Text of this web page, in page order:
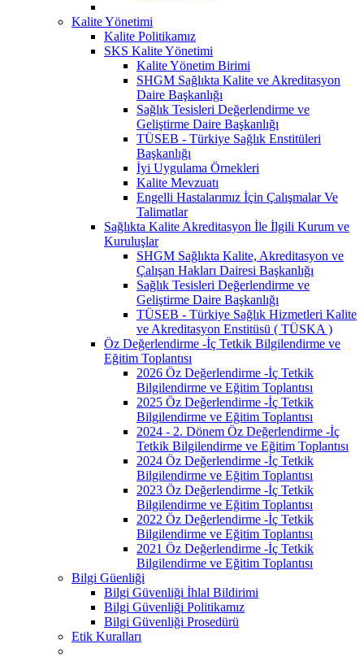
Kalite Yönetimi
Kalite Politikamız
SKS Kalite Yönetimi
Kalite Yönetim Birimi
SHGM Sağlıkta Kalite ve Akreditasyon
Daire Başkanlığı
Sağlık Tesisleri Değerlendirme ve
Geliştirme Daire Başkanlığı
TÜSEB - Türkiye Sağlık Enstitüleri
Başkanlığı
İyi Uygulama Örnekleri
Kalite Mevzuatı
Engelli Hastalarımız İçin Çalışmalar Ve
Talimatlar
Sağlıkta Kalite Akreditasyon İle İlgili Kurum ve
Kuruluşlar
SHGM Sağlıkta Kalite, Akreditasyon ve
Çalışan Hakları Dairesi Başkanlığı
Sağlık Tesisleri Değerlendirme ve
Geliştirme Daire Başkanlığı
TÜSEB - Türkiye Sağlık Hizmetleri Kalite
ve Akreditasyon Enstitüsü ( TÜSKA )
Öz Değerlendirme -İç Tetkik Bilgilendirme ve
Eğitim Toplantısı
2026 Öz Değerlendirme -İç Tetkik
Bilgilendirme ve Eğitim Toplantısı
2025 Öz Değerlendirme -İç Tetkik
Bilgilendirme ve Eğitim Toplantısı
2024 - 2. Dönem Öz Değerlendirme -İç
Tetkik Bilgilendirme ve Eğitim Toplantısı
2024 Öz Değerlendirme -İç Tetkik
Bilgilendirme ve Eğitim Toplantısı
2023 Öz Değerlendirme -İç Tetkik
Bilgilendirme ve Eğitim Toplantısı
2022 Öz Değerlendirme -İç Tetkik
Bilgilendirme ve Eğitim Toplantısı
2021 Öz Değerlendirme -İç Tetkik
Bilgilendirme ve Eğitim Toplantısı
Bilgi Güenliği
Bilgi Güvenliği İhlal Bildirimi
Bilgi Güvenliği Politikamız
Bilgi Güvenliği Prosedürü
Etik Kuralları